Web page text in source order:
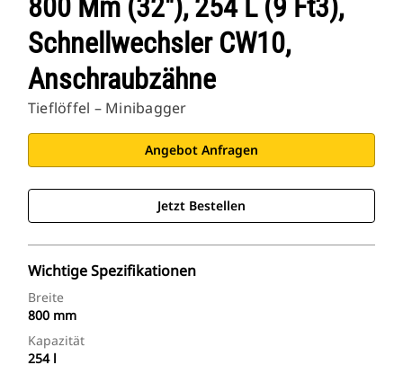
800 Mm (32"), 254 L (9 Ft3),
Schnellwechsler CW10,
Anschraubzähne
Tieflöffel – Minibagger
Angebot Anfragen
Jetzt Bestellen
Wichtige Spezifikationen
Breite
800 mm
Kapazität
254 l